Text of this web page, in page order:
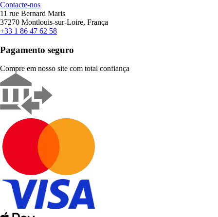
Contacte-nos
11 rue Bernard Maris
37270 Montlouis-sur-Loire, França
+33 1 86 47 62 58
Pagamento seguro
Compre em nosso site com total confiança